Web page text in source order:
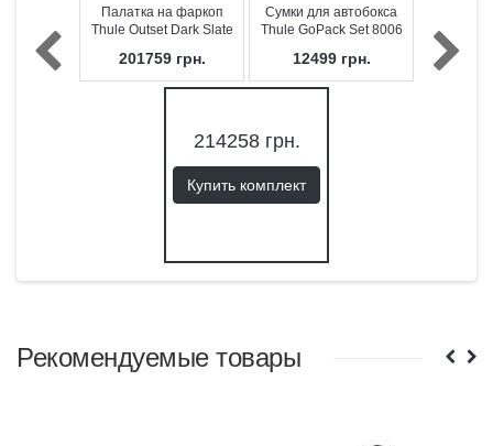
Палатка на фаркоп
Thule Outset Dark Slate
201759грн.
Сумки для автобокса
Thule GoPack Set 8006
12499грн.
214258грн.
Купить комплект
Рекомендуемые товары